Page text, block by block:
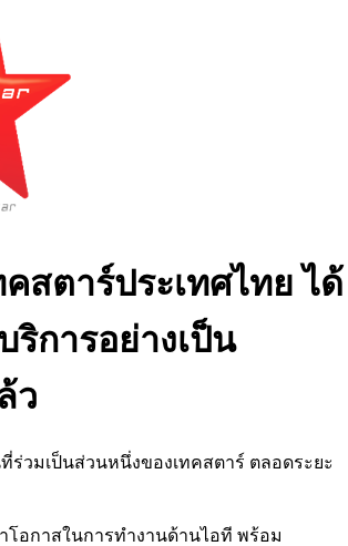
คสตาร์ประเทศไทย ได้
ริการอย่างเป็น
ว
มเป็นส่วนหนึ่งของเทคสตาร์ ตลอดระยะ
อกาสในการทำงานด้านไอที พร้อม